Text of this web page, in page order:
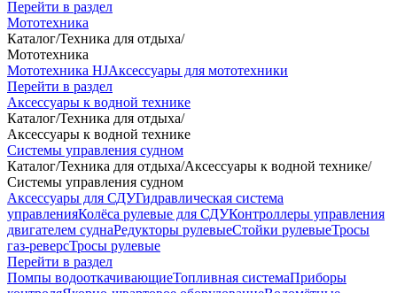
Перейти в раздел
Мототехника
Каталог/Техника для отдыха/
Мототехника
Мототехника HJАксессуары для мототехники
Перейти в раздел
Аксессуары к водной технике
Каталог/Техника для отдыха/
Аксессуары к водной технике
Системы управления судном
Каталог/Техника для отдыха/Аксессуары к водной технике/
Системы управления судном
Аксессуары для СДУГидравлическая система
управленияКолёса рулевые для СДУКонтроллеры управления
двигателем суднаРедукторы рулевыеСтойки рулевыеТросы
газ-реверсТросы рулевые
Перейти в раздел
Помпы водооткачивающиеТопливная системаПриборы